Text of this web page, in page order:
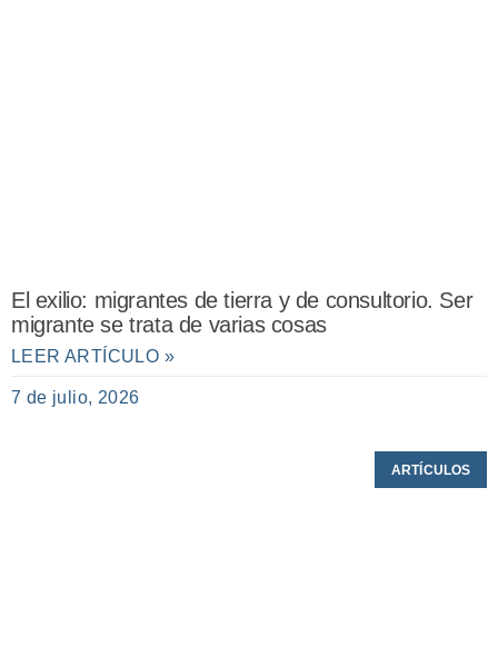
El exilio: migrantes de tierra y de consultorio. Ser
migrante se trata de varias cosas
LEER ARTÍCULO »
7 de julio, 2026
ARTÍCULOS